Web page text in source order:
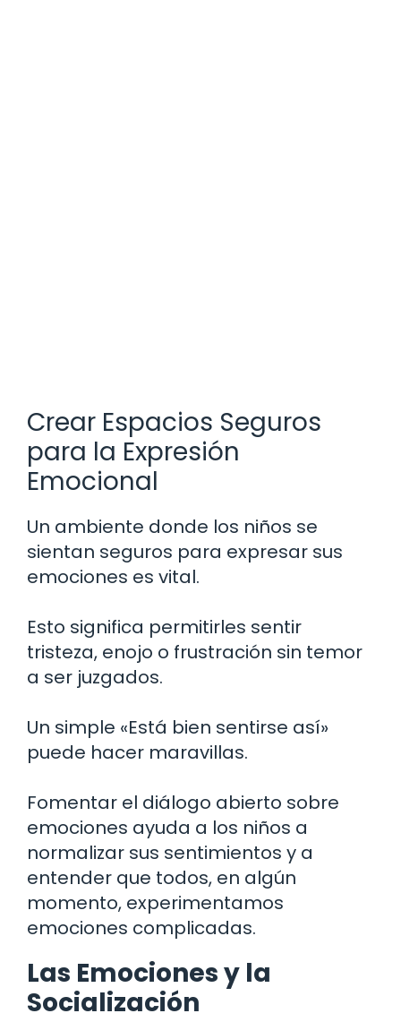
Crear Espacios Seguros
para la Expresión
Emocional
Un ambiente donde los niños se
sientan seguros para expresar sus
emociones es vital.
Esto significa permitirles sentir
tristeza, enojo o frustración sin temor
a ser juzgados.
Un simple «Está bien sentirse así»
puede hacer maravillas.
Fomentar el diálogo abierto sobre
emociones ayuda a los niños a
normalizar sus sentimientos y a
entender que todos, en algún
momento, experimentamos
emociones complicadas.
Las Emociones y la
Socialización